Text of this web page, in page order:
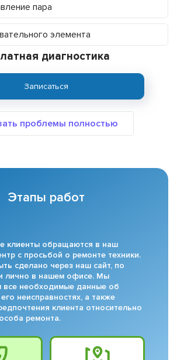
пара
элемента
диагностика
Записаться
Этапы работ
клиенты обращаются в наш
с просьбой о ремонте техники.
сделано через наш сайт, по
лично в нашем офисе. Мы
все необходимые данные об
неисправностях, а также
клиента относительно
ремонта.